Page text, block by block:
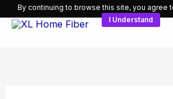
SkipBy continuing to browse this site, you agree
I Understand